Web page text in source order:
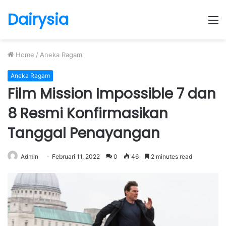
Dairysia
Home / Aneka Ragam
Aneka Ragam
Film Mission Impossible 7 dan
8 Resmi Konfirmasikan
Tanggal Penayangan
Admin Februari 11, 2022 0 46 2 minutes read